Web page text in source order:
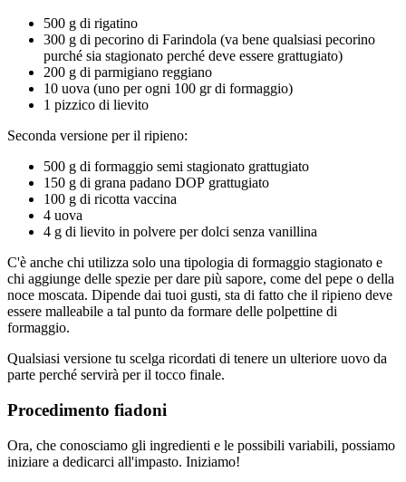
500 g di rigatino
300 g di pecorino di Farindola (va bene qualsiasi pecorino
purché sia stagionato perché deve essere grattugiato)
200 g di parmigiano reggiano
10 uova (uno per ogni 100 gr di formaggio)
1 pizzico di lievito
Seconda versione per il ripieno:
500 g di formaggio semi stagionato grattugiato
150 g di grana padano DOP grattugiato
100 g di ricotta vaccina
4 uova
4 g di lievito in polvere per dolci senza vanillina
C'è anche chi utilizza solo una tipologia di formaggio stagionato e
chi aggiunge delle spezie per dare più sapore, come del pepe o della
noce moscata. Dipende dai tuoi gusti, sta di fatto che il ripieno deve
essere malleabile a tal punto da formare delle polpettine di
formaggio.
Qualsiasi versione tu scelga ricordati di tenere un ulteriore uovo da
parte perché servirà per il tocco finale.
Procedimento fiadoni
Ora, che conosciamo gli ingredienti e le possibili variabili, possiamo
iniziare a dedicarci all'impasto. Iniziamo!